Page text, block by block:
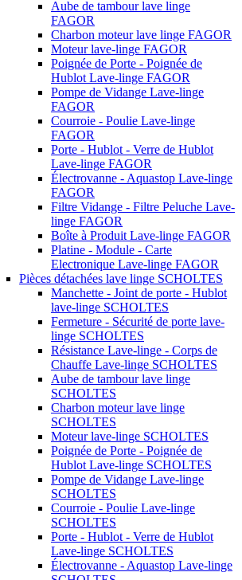
Aube de tambour lave linge
FAGOR
Charbon moteur lave linge FAGOR
Moteur lave-linge FAGOR
Poignée de Porte - Poignée de
Hublot Lave-linge FAGOR
Pompe de Vidange Lave-linge
FAGOR
Courroie - Poulie Lave-linge
FAGOR
Porte - Hublot - Verre de Hublot
Lave-linge FAGOR
Électrovanne - Aquastop Lave-linge
FAGOR
Filtre Vidange - Filtre Peluche Lave-
linge FAGOR
Boîte à Produit Lave-linge FAGOR
Platine - Module - Carte
Electronique Lave-linge FAGOR
Pièces détachées lave linge SCHOLTES
Manchette - Joint de porte - Hublot
lave-linge SCHOLTES
Fermeture - Sécurité de porte lave-
linge SCHOLTES
Résistance Lave-linge - Corps de
Chauffe Lave-linge SCHOLTES
Aube de tambour lave linge
SCHOLTES
Charbon moteur lave linge
SCHOLTES
Moteur lave-linge SCHOLTES
Poignée de Porte - Poignée de
Hublot Lave-linge SCHOLTES
Pompe de Vidange Lave-linge
SCHOLTES
Courroie - Poulie Lave-linge
SCHOLTES
Porte - Hublot - Verre de Hublot
Lave-linge SCHOLTES
Électrovanne - Aquastop Lave-linge